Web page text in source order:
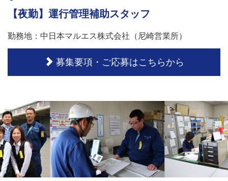
【夜勤】運行管理補助スタッフ
勤務地：中日本マルエス株式会社（尼崎営業所）
募集要項・ご応募はこちらから